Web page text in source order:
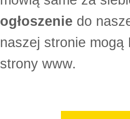
ogłoszenie do
naszej stronie
strony www.